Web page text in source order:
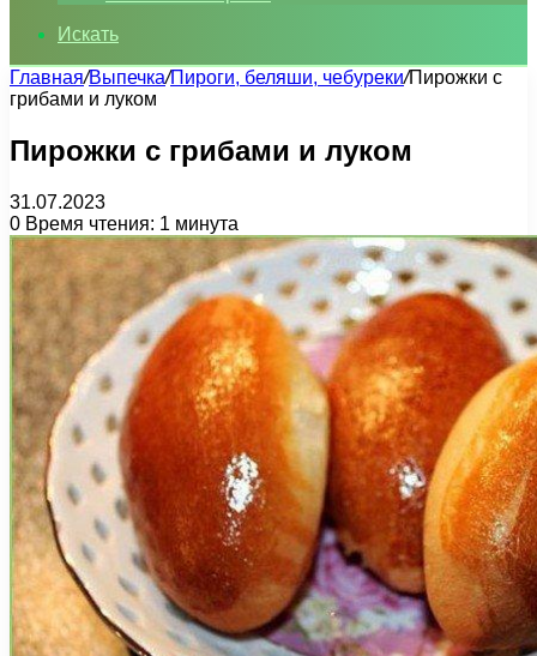
Искать
Главная/Выпечка/Пироги, беляши, чебуреки/Пирожки с
грибами и луком
Пирожки с грибами и луком
31.07.2023
0 Время чтения: 1 минута